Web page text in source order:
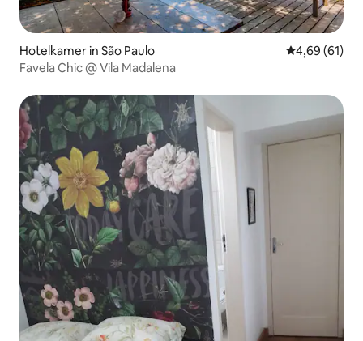
Hotelkamer in São Paulo Gemiddelde
4,69 (61)
Favela Chic @ Vila Madalena